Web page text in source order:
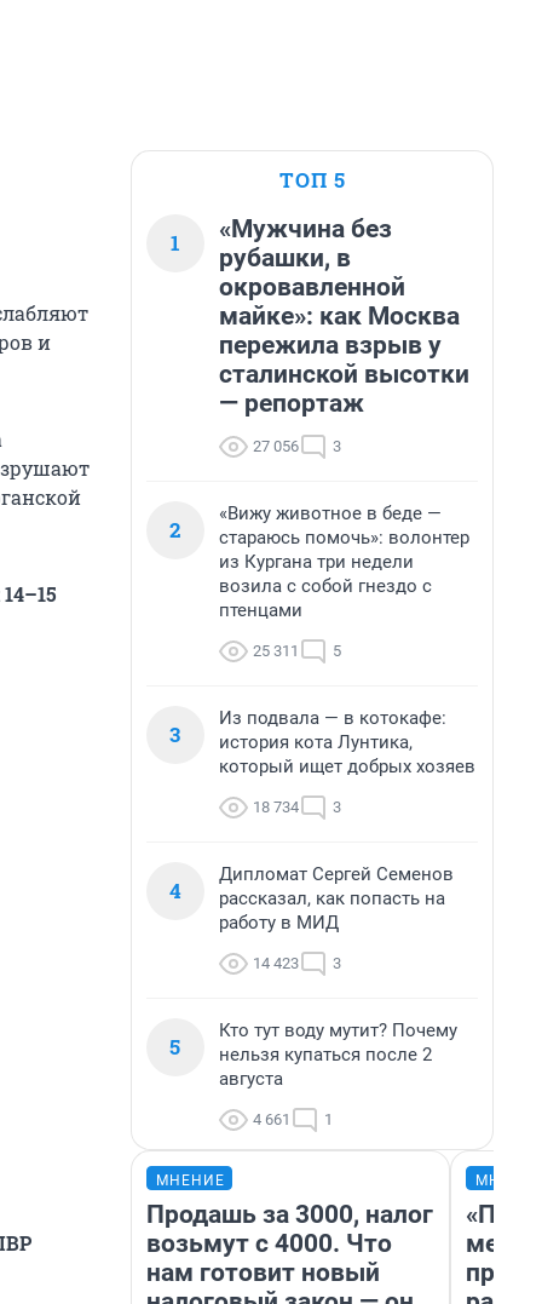
и
ТОП 5
1
«Мужчина без
рубашки, в
окровавленной
майке»: как Москва
пережила взрыв у
сталинской высотки
— репортаж
27 056 3
2
«Вижу животное в беде —
стараюсь помочь»: волонтер
из Кургана три недели
возила с собой гнездо с
птенцами
25 311 5
3
Из подвала — в котокафе:
история кота Лунтика,
который ищет добрых хозяев
18 734 3
4
Дипломат Сергей Семенов
рассказал, как попасть на
работу в МИД
14 423 3
5
Кто тут воду мутит? Почему
нельзя купаться после 2
августа
4 661 1
МНЕНИЕ
Продашь за 3000, налог
возьмут с 4000. Что
нам готовит новый